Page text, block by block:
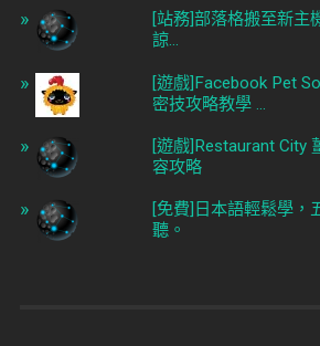
[站務]部落格搬至新主
諒...
[遊戲]Facebook Pet
密技攻略教學 ...
[遊戲]Restaurant City
容攻略
[免費]日本語輕鬆學，
聽。